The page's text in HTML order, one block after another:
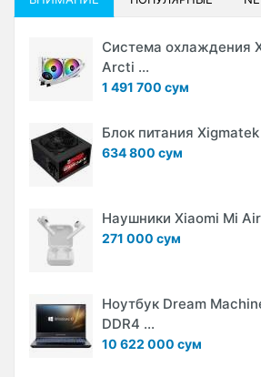
Система охлаждения
Arcti ...
1 491 700 сум
Блок питания
634 800 сум
Наушники Xiaomi Mi Air
271 000 сум
Ноутбук Dream
DDR4 ...
10 622 000 сум